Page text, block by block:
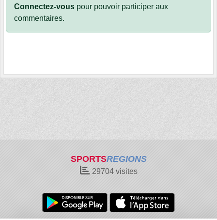
Connectez-vous pour pouvoir participer aux
commentaires.
SPORTSREGIONS
29704visites